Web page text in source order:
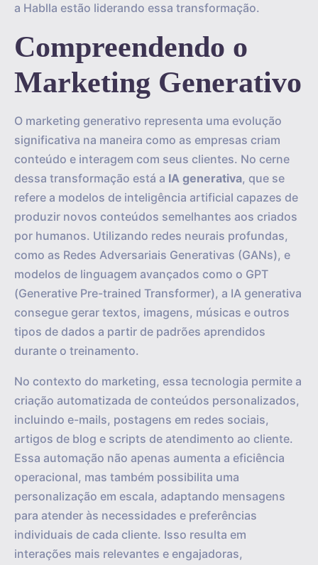
a Hablla estão liderando essa transformação.
Compreendendo o
Marketing Generativo
O marketing generativo representa uma evolução
significativa na maneira como as empresas criam
conteúdo e interagem com seus clientes. No cerne
dessa transformação está a IA generativa, que se
refere a modelos de inteligência artificial capazes de
produzir novos conteúdos semelhantes aos criados
por humanos. Utilizando redes neurais profundas,
como as Redes Adversariais Generativas (GANs), e
modelos de linguagem avançados como o GPT
(Generative Pre-trained Transformer), a IA generativa
consegue gerar textos, imagens, músicas e outros
tipos de dados a partir de padrões aprendidos
durante o treinamento.
No contexto do marketing, essa tecnologia permite a
criação automatizada de conteúdos personalizados,
incluindo e-mails, postagens em redes sociais,
artigos de blog e scripts de atendimento ao cliente.
Essa automação não apenas aumenta a eficiência
operacional, mas também possibilita uma
personalização em escala, adaptando mensagens
para atender às necessidades e preferências
individuais de cada cliente. Isso resulta em
interações mais relevantes e engajadoras,